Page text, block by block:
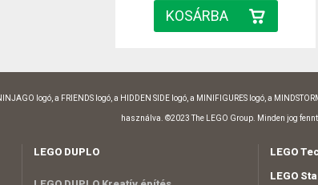
logó, a FRIENDS logó, a HIDDEN SIDE logó, a MINIFIGURES logó, a
használva. ©2023 The LEGO Group. Minden jog
LEGO DUPLO
LEGO
LEGO